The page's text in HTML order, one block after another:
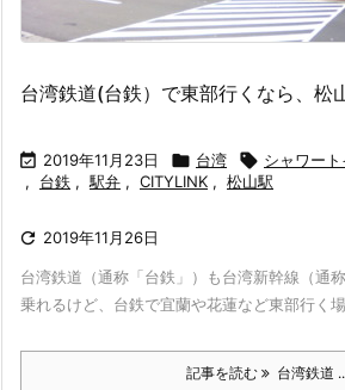
台湾鉄道(台鉄）で東部行くなら、松
 2019年11月23日  台湾  シャワート
,
台鉄 , 駅弁 , CITYLINK , 松山駅
 2019年11月26日
台湾鉄道（通称「台鉄」）も台湾新幹線（通
乗れるけど、台鉄で宜蘭や花蓮など東部行く
記事を読む 台湾鉄道